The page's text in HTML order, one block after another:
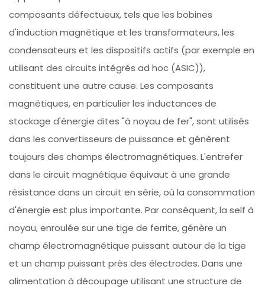
composants défectueux, tels que les bobines
d'induction magnétique et les transformateurs, les
condensateurs et les dispositifs actifs (par exemple en
utilisant des circuits intégrés ad hoc (ASIC)),
constituent une autre cause. Les composants
magnétiques, en particulier les inductances de
stockage d'énergie dites "à noyau de fer", sont utilisés
dans les convertisseurs de puissance et génèrent
toujours des champs électromagnétiques. L'entrefer
dans le circuit magnétique équivaut à une grande
résistance dans un circuit en série, où la consommation
d'énergie est plus importante. Par conséquent, la self à
noyau, enroulée sur une tige de ferrite, génère un
champ électromagnétique puissant autour de la tige
et un champ puissant près des électrodes. Dans une
alimentation à découpage utilisant une structure de